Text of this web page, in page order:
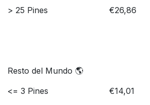
> 25 Pines
​​€26,86
Resto del Mundo 🌎
<= 3 Pines
​​​€14,01